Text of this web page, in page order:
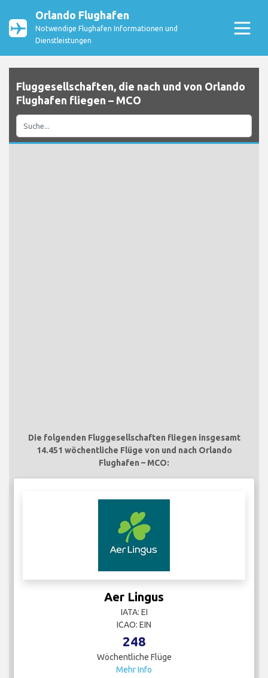
Orlando Flughafen
Notwendige Flughafen Informationen und
Dienstleistungen
Fluggesellschaften, die nach und von Orlando
Flughafen fliegen – MCO
Die folgenden Fluggesellschaften fliegen insgesamt
14.451 wöchentliche Flüge von und nach Orlando
Flughafen – MCO:
Aer Lingus
IATA: EI
ICAO: EIN
248
Wöchentliche Flüge
Mehr Info